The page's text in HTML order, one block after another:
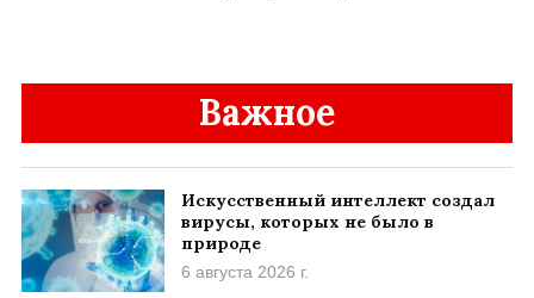
Важное
Искусственный интеллект создал
вирусы, которых не было в
природе
6 августа 2026 г.